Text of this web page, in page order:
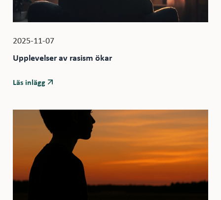
2025-11-07
Upplevelser av rasism ökar
Läs inlägg